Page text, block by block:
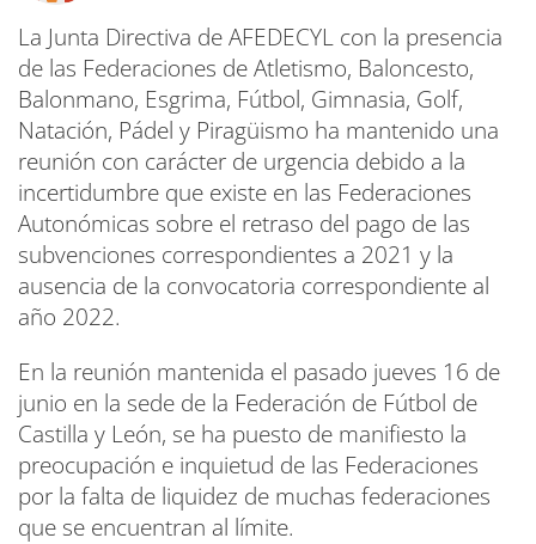
La Junta Directiva de AFEDECYL con la presencia
de las Federaciones de Atletismo, Baloncesto,
Balonmano, Esgrima, Fútbol, Gimnasia, Golf,
Natación, Pádel y Piragüismo ha mantenido una
reunión con carácter de urgencia debido a la
incertidumbre que existe en las Federaciones
Autonómicas sobre el retraso del pago de las
subvenciones correspondientes a 2021 y la
ausencia de la convocatoria correspondiente al
año 2022.
En la reunión mantenida el pasado jueves 16 de
junio en la sede de la Federación de Fútbol de
Castilla y León, se ha puesto de manifiesto la
preocupación e inquietud de las Federaciones
por la falta de liquidez de muchas federaciones
que se encuentran al límite.